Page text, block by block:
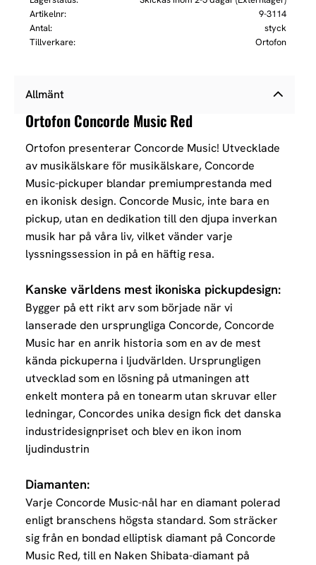
Artikelnr
9-3114
Antal
styck
Tillverkare
Ortofon
Allmänt
Ortofon Concorde Music Red
Ortofon presenterar Concorde Music! Utvecklade
av musikälskare för musikälskare, Concorde
Music-pickuper blandar premiumprestanda med
en ikonisk design. Concorde Music, inte bara en
pickup, utan en dedikation till den djupa inverkan
musik har på våra liv, vilket vänder varje
lyssningssession in på en häftig resa.
Kanske världens mest ikoniska pickupdesign:
Bygger på ett rikt arv som började när vi
lanserade den ursprungliga Concorde, Concorde
Music har en anrik historia som en av de mest
kända pickuperna i ljudvärlden. Ursprungligen
utvecklad som en lösning på utmaningen att
enkelt montera på en tonearm utan skruvar eller
ledningar, Concordes unika design fick det danska
industridesignpriset och blev en ikon inom
ljudindustrin
Diamanten:
Varje Concorde Music-nål har en diamant polerad
enligt branschens högsta standard. Som sträcker
sig från en bondad elliptisk diamant på Concorde
Music Red, till en Naken Shibata-diamant på